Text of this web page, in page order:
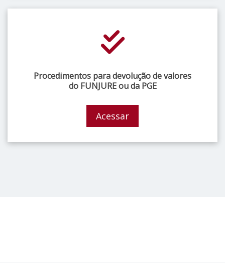
Procedimentos para devolução de valores
do FUNJURE ou da PGE
Acessar